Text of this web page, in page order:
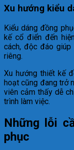
Xu hướng kiểu
Kiểu dáng đồng
kế cổ điển đến
cách, độc đáo giúp
riêng.
Xu hướng thiết kế
hoạt cũng đang trở
viên cảm thấy dễ
trình làm việc.
Những lỗi
phục